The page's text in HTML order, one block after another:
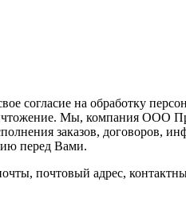
согласие на обработку
Мы, компания ООО
заказов, договоров,
перед Вами.
почтовый адрес,